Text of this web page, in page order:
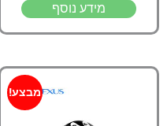
מידע נוסף
מבצע!